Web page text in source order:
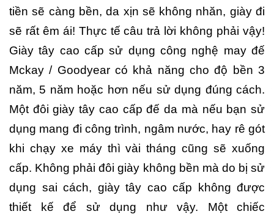
tiền sẽ càng bền, da xịn sẽ không nhăn, giày đi
sẽ rất êm ái! Thực tế câu trả lời không phải vậy!
Giày tây cao cấp sử dụng công nghệ may đế
Mckay / Goodyear có khả năng cho độ bền 3
năm, 5 năm hoặc hơn nếu sử dụng đúng cách.
Một đôi giày tây cao cấp đế da mà nếu bạn sử
dụng mang đi công trình, ngâm nước, hay rê gót
khi chạy xe máy thì vài tháng cũng sẽ xuống
cấp. Không phải đôi giày không bền mà do bị sử
dụng sai cách, giày tây cao cấp không được
thiết kế để sử dụng như vậy. Một chiếc